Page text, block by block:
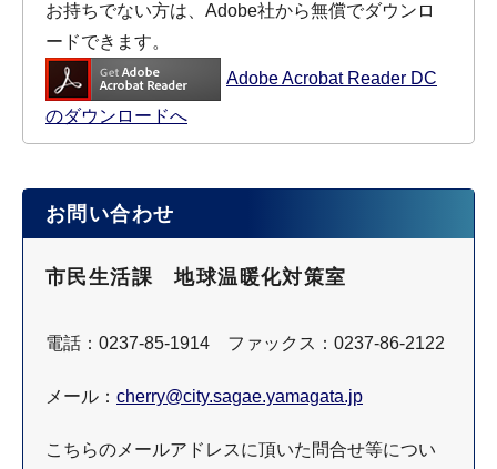
お持ちでない方は、Adobe社から無償でダウンロ
ードできます。
Adobe Acrobat Reader DC
のダウンロードへ
お問い合わせ
市民生活課 地球温暖化対策室
電話：0237-85-1914 ファックス：0237-86-2122
メール： cherry@city.sagae.yamagata.jp
こちらのメールアドレスに頂いた問合せ等につい